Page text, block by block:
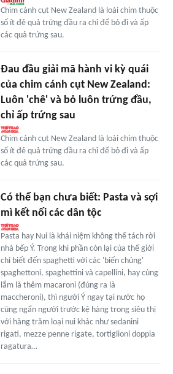
Chim cánh cụt New Zealand là loài chim thuộc
số ít đẻ quả trứng đầu ra chỉ để bỏ đi và ấp
các quả trứng sau.
Đau đầu giải mã hành vi kỳ quái
của chim cánh cụt New Zealand:
Luôn 'chê' và bỏ luôn trứng đầu,
chỉ ấp trứng sau
Chim cánh cụt New Zealand là loài chim thuộc
số ít đẻ quả trứng đầu ra chỉ để bỏ đi và ấp
các quả trứng sau.
Có thể bạn chưa biết: Pasta và sợi
mì kết nối các dân tộc
Pasta hay Nui là khái niệm không thể tách rời
nhà bếp Ý. Trong khi phần còn lại của thế giới
chỉ biết đến spaghetti với các 'biến chủng'
spaghettoni, spaghettini và capellini, hay cùng
lắm là thêm macaroni (đúng ra là
maccheroni), thì người Ý ngay tại nước họ
cũng ngẩn người trước kệ hàng trong siêu thị
với hàng trăm loại nui khác như sedanini
rigati, mezze penne rigate, tortiglioni doppia
ragatura…